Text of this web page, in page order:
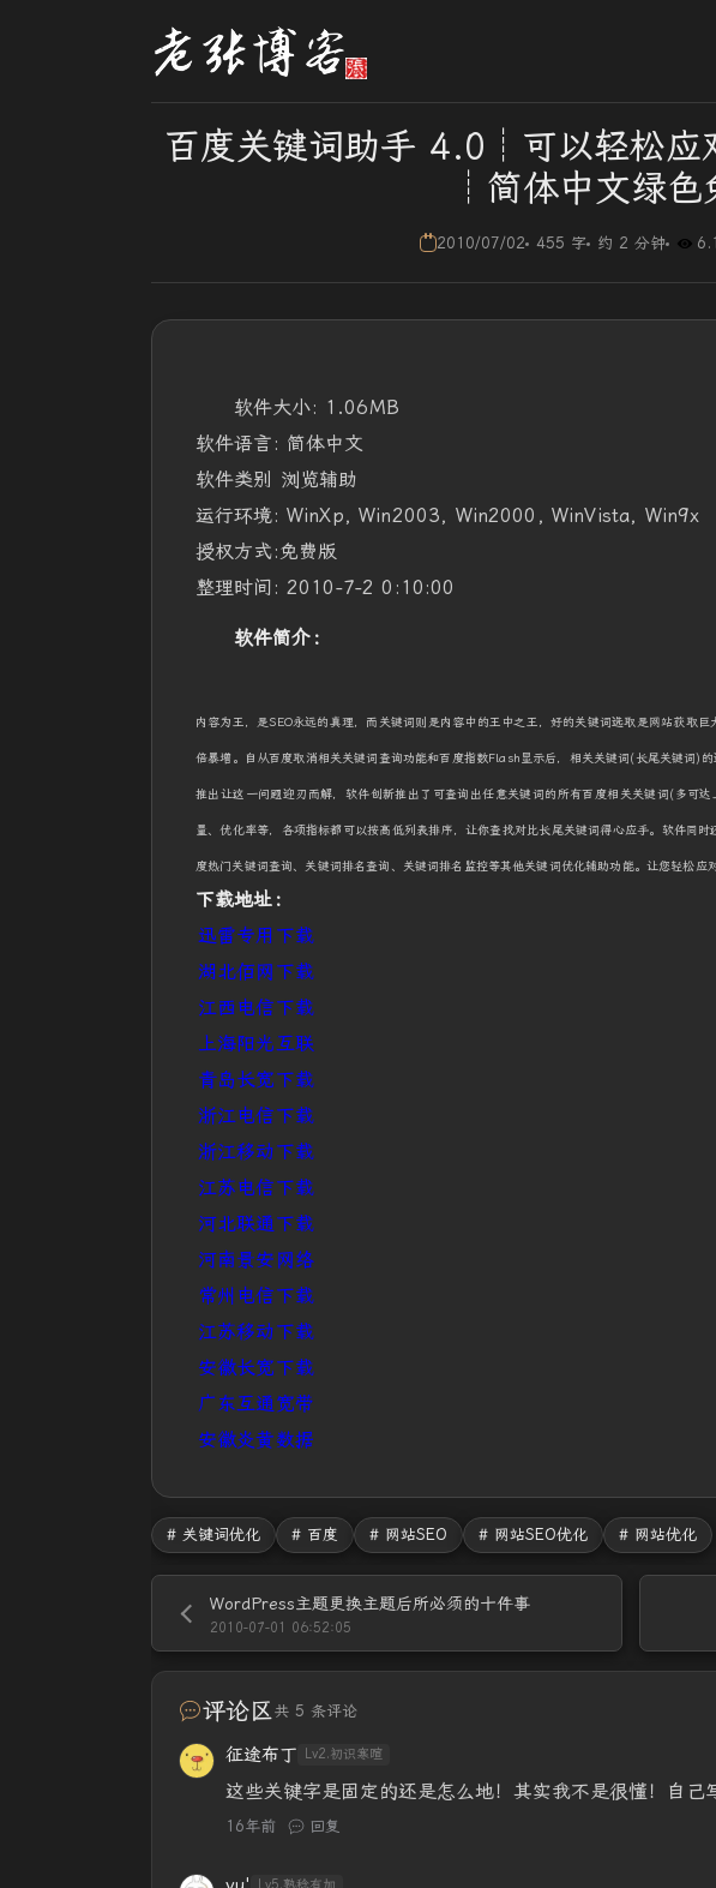
百度关键词助手 4.0┊可以轻松应
┊简体中文绿色
2010/07/02 455 字 约 2 分钟
软件大小: 1.06MB
软件语言: 简体中文
软件类别 浏览辅助
运行环境: WinXp, Win2003, Win2000, WinVista, Win9x
授权方式:免费版
整理时间: 2010-7-2 0:10:00
软件简介：
内容为王，是SEO永远的真理，而关键词则是内容中的王中之王，好的关键词选取是网站获取
倍暴增。自从百度取消相关关键词查询功能和百度指数Flash显示后，相关关键词(长尾关键词)
推出让这一问题迎刃而解，软件创新推出了可查询出任意关键词的所有百度相关关键词(多可
量、优化率等，各项指标都可以按高低列表排序，让你查找对比长尾关键词得心应手。软件同
度热门关键词查询、关键词排名查询、关键词排名监控等其他关键词优化辅助功能。让您轻松应
下载地址：
迅雷专用下载
湖北佰网下载
江西电信下载
上海阳光互联
青岛长宽下载
浙江电信下载
浙江移动下载
江苏电信下载
河北联通下载
河南景安网络
常州电信下载
江苏移动下载
安徽长宽下载
广东互通宽带
安徽炎黄数据
# 关键词优化 # 百度 # 网站SEO # 网站SEO优化 # 网站优化
WordPress主题更换主题后所必须的十件事
2010-07-01 06:52:05
评论区共 5 条评论
征途布丁 Lv2.初识寒暄
这些关键字是固定的还是怎么地！其实我不是很懂！自己
16年前 回复